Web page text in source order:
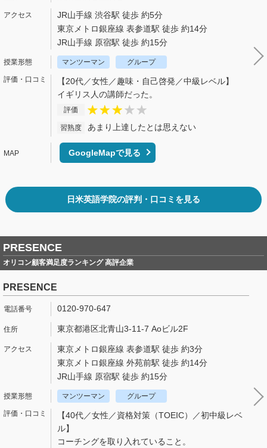
JR山手線 渋谷駅 徒歩 約5分
東京メトロ銀座線 表参道駅 徒歩 約14分
JR山手線 原宿駅 徒歩 約15分
マンツーマン グループ
【20代／女性／趣味・自己啓発／中級レベル】
イギリス人の講師だった。
評価
習熟度 あまり上達したとは思えない
GoogleMapで見る
日米英語学院の評判・口コミを見る
PRESENCE
オリコン顧客満足度ランキング 高評企業
PRESENCE
0120-970-647
東京都港区北青山3-11-7 Aoビル2F
東京メトロ銀座線 表参道駅 徒歩 約3分
東京メトロ銀座線 外苑前駅 徒歩 約14分
JR山手線 原宿駅 徒歩 約15分
マンツーマン グループ
【40代／女性／資格対策（TOEIC）／初中級レベ
ル】
コーチングを取り入れていること。